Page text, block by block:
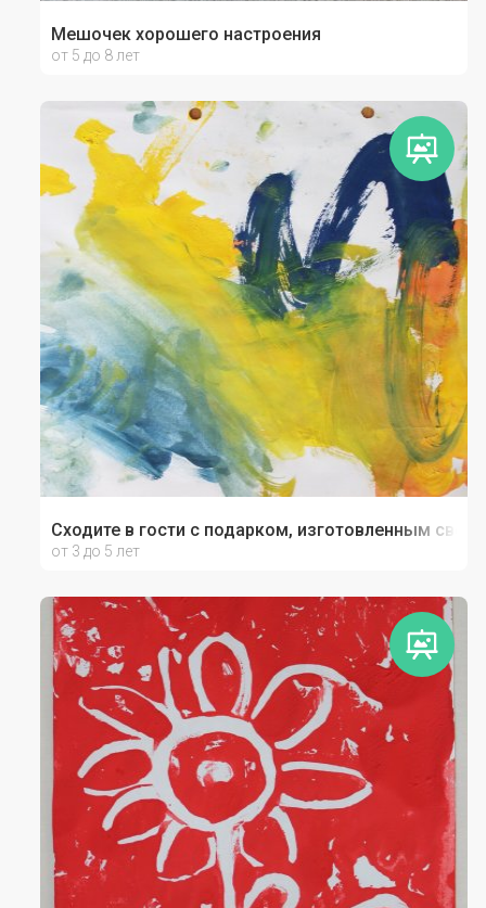
Мешочек хорошего настроения
от 5 до 8 лет
Сходите в гости с подарком, изготовленным
от 3 до 5 лет